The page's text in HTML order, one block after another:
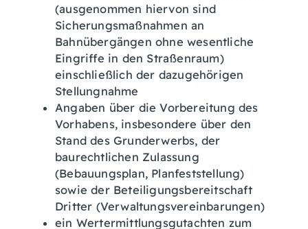
(ausgenommen hiervon sind
Sicherungsmaßnahmen an
Bahnübergängen ohne wesentliche
Eingriffe in den Straßenraum)
einschließlich der dazugehörigen
Stellungnahme
Angaben über die Vorbereitung des
Vorhabens, insbesondere über den
Stand des Grunderwerbs, der
baurechtlichen Zulassung
(Bebauungsplan, Planfeststellung)
sowie der Beteiligungsbereitschaft
Dritter (Verwaltungsvereinbarungen)
ein Wertermittlungsgutachten zum